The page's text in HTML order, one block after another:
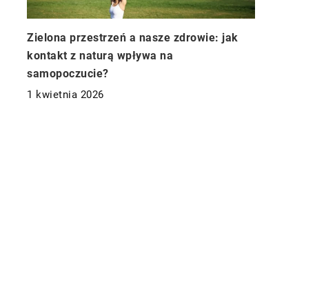
Zielona przestrzeń a nasze zdrowie: jak
kontakt z naturą wpływa na
samopoczucie?
1 kwietnia 2026